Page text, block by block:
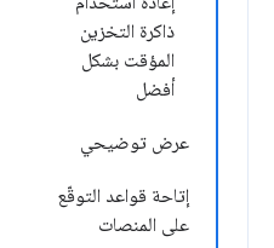
ذاكرة التخزين
المؤقت بشكل
أفضل
عرض توضيحي
إتاحة قواعد التوقّع
على المنصات